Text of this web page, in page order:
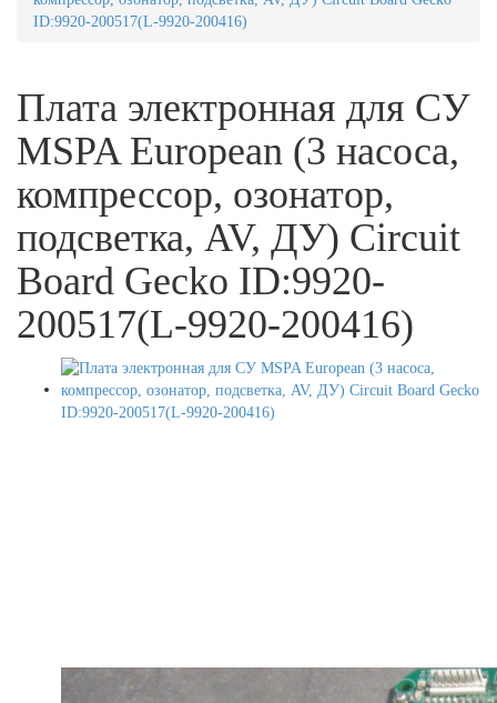
ID:9920-200517(L-9920-200416)
Плата электронная для СУ
MSPA European (3 насоса,
компрессор, озонатор,
подсветка, AV, ДУ) Circuit
Board Gecko ID:9920-
200517(L-9920-200416)